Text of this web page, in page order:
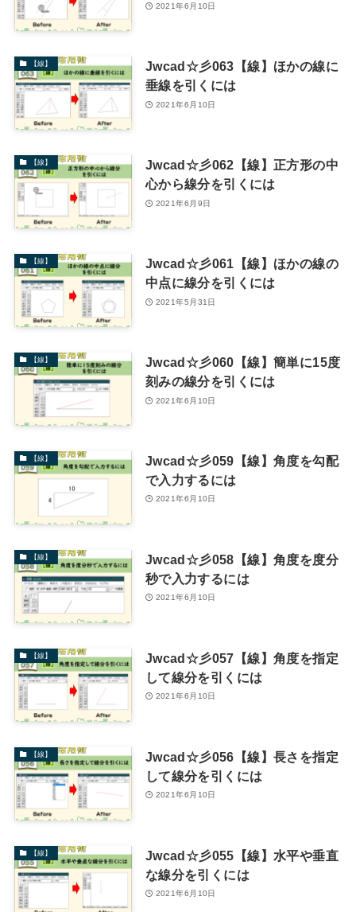
2021年6月10日
【線】
Jwcad☆彡063【線】ほかの線に
垂線を引くには
2021年6月10日
【線】
Jwcad☆彡062【線】正方形の中
心から線分を引くには
2021年6月9日
【線】
Jwcad☆彡061【線】ほかの線の
中点に線分を引くには
2021年5月31日
【線】
Jwcad☆彡060【線】簡単に15度
刻みの線分を引くには
2021年6月10日
【線】
Jwcad☆彡059【線】角度を勾配
で入力するには
2021年6月10日
【線】
Jwcad☆彡058【線】角度を度分
秒で入力するには
2021年6月10日
【線】
Jwcad☆彡057【線】角度を指定
して線分を引くには
2021年6月10日
【線】
Jwcad☆彡056【線】長さを指定
して線分を引くには
2021年6月10日
【線】
Jwcad☆彡055【線】水平や垂直
な線分を引くには
2021年6月10日